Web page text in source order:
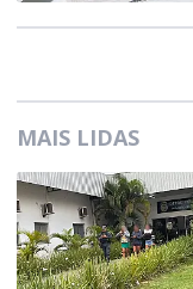
MAIS LIDAS